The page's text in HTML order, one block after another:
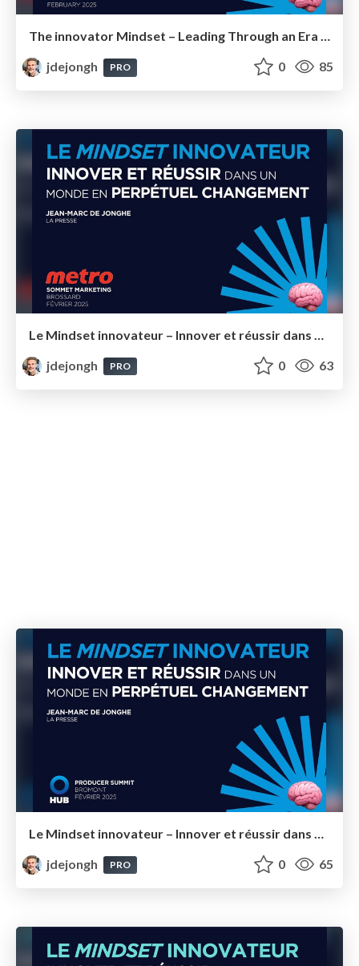
The innovator Mindset – Leading Through an Era of Exponential Change for Metro Inc
jdejongh
PRO 0 85
Le Mindset innovateur – Innover et réussir dans un monde en perpétuel changement Metro 2025 v12
jdejongh
PRO 0 63
Le Mindset innovateur – Innover et réussir dans un monde en perpétuel changement Producer Summit 2025
jdejongh
PRO 0 65